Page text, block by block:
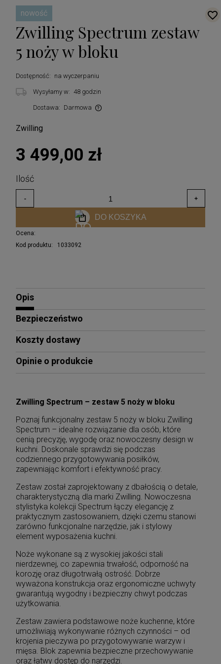
nowość
Zwilling Spectrum zestaw
5 noży w bloku
Dostępność: na wyczerpaniu
Wysyłamy w: 48 godzin
Dostawa: Darmowa
Zwilling
3 499,00 zł
DO KOSZYKA
Ocena:
Kod produktu:
1033092
Opis
Bezpieczeństwo
Koszty dostawy
Opinie o produkcie
Zwilling Spectrum – zestaw 5 noży w bloku
Poznaj funkcjonalny zestaw 5 noży w bloku Zwilling
Spectrum – idealne rozwiązanie dla osób, które
cenią precyzję, wygodę oraz nowoczesny design w
kuchni. Doskonale sprawdzi się podczas
codziennego przygotowywania posiłków,
zapewniając komfort i efektywność pracy.
Zestaw został zaprojektowany z dbałością o detale,
charakterystyczną dla marki Zwilling. Nowoczesna
stylistyka kolekcji Spectrum łączy elegancję z
praktycznym zastosowaniem, dzięki czemu stanowi
zarówno funkcjonalne narzędzie, jak i stylowy
element wyposażenia kuchni.
Noże wykonane są z wysokiej jakości stali
nierdzewnej, co zapewnia trwałość, odporność na
korozję oraz długotrwałą ostrość. Dobrze
wyważona konstrukcja oraz ergonomiczne uchwyty
gwarantują wygodny i bezpieczny chwyt podczas
użytkowania.
Zestaw zawiera podstawowe noże kuchenne, które
umożliwiają wykonywanie różnych czynności – od
krojenia pieczywa po przygotowywanie warzyw i
mięsa. Blok zapewnia bezpieczne przechowywanie
oraz łatwy dostęp do narzędzi.